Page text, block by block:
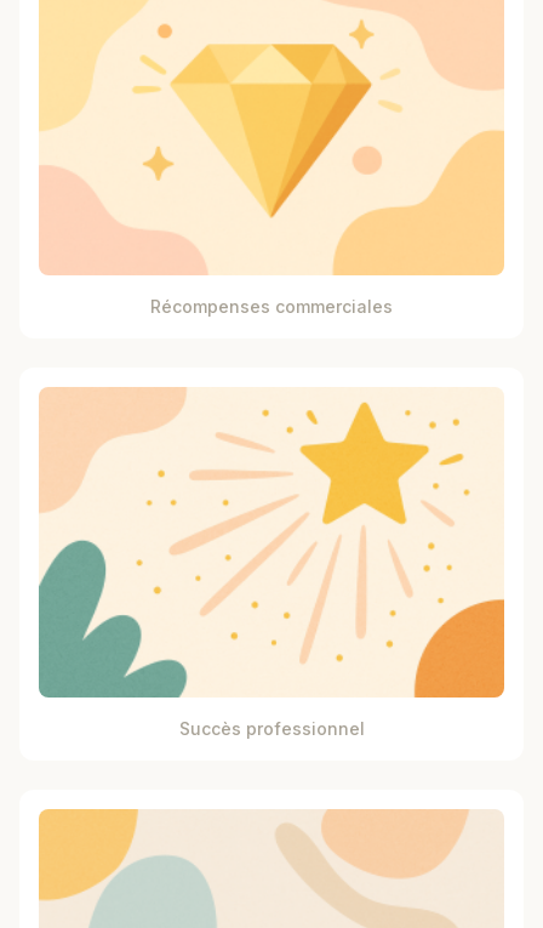
Récompenses commerciales
Succès professionnel